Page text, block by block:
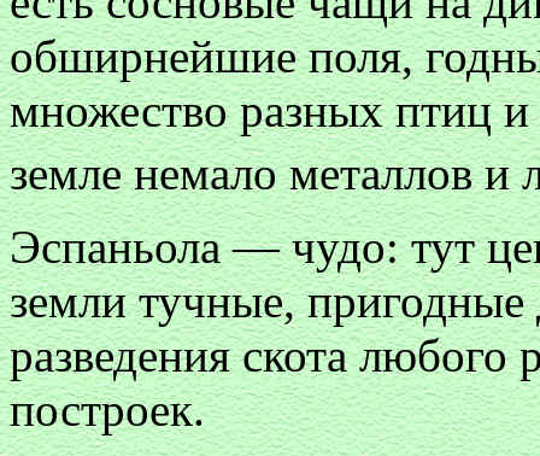
обширнейшие поля,
множество разных птиц
земле немало металлов и
Эспаньола — чудо: тут
земли тучные, пригодные
разведения скота любого
построек.